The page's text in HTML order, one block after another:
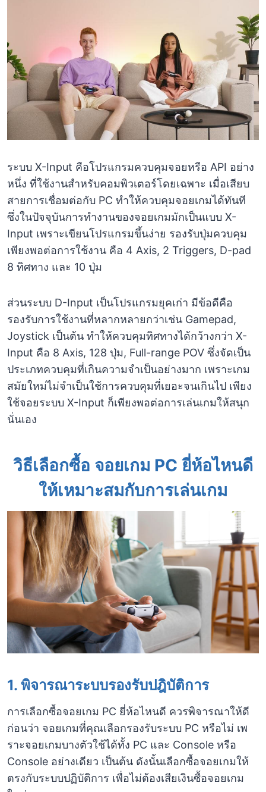
ระบบ X-Input คือโปรแกรมควบคุมจอยหรือ API อย่าง
หนึ่ง ที่ใช้งานสำหรับคอมพิวเตอร์โดยเฉพาะ เมื่อเสียบ
สายการเชื่อมต่อกับ PC ทำให้ควบคุมจอยเกมได้ทันที
ซึ่งในปัจจุบันการทำงานของจอยเกมมักเป็นแบบ X-
Input เพราะเขียนโปรแกรมขึ้นง่าย รองรับปุ่มควบคุม
เพียงพอต่อการใช้งาน คือ 4 Axis, 2 Triggers, D-pad
8 ทิศทาง และ 10 ปุ่ม
ส่วนระบบ D-Input เป็นโปรแกรมยุคเก่า มีข้อดีคือ
รองรับการใช้งานที่หลากหลายกว่าเช่น Gamepad,
Joystick เป็นต้น ทำให้ควบคุมทิศทางได้กว้างกว่า X-
Input คือ 8 Axis, 128 ปุ่ม, Full-range POV ซึ่งจัดเป็น
ประเภทควบคุมที่เกินความจำเป็นอย่างมาก เพราะเกม
สมัยใหม่ไม่จำเป็นใช้การควบคุมที่เยอะจนเกินไป เพียง
ใช้จอยระบบ X-Input ก็เพียงพอต่อการเล่นเกมให้สนุก
นั่นเอง
วิธีเลือกซื้อ จอยเกม PC ยี่ห้อไหนดี
ให้เหมาะสมกับการเล่นเกม
1. พิจารณาระบบรองรับปฎิบัติการ
การเลือกซื้อจอยเกม PC ยี่ห้อไหนดี ควรพิจารณาให้ดี
ก่อนว่า จอยเกมที่คุณเลือกรองรับระบบ PC หรือไม่ เพ
ราะจอยเกมบางตัวใช้ได้ทั้ง PC และ Console หรือ
Console อย่างเดียว เป็นต้น ดังนั้นเลือกซื้อจอยเกมให้
ตรงกับระบบปฏิบัติการ เพื่อไม่ต้องเสียเงินซื้อจอยเกม